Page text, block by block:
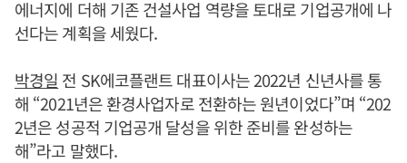
에너지에 더해 기존 건설사업 역량을 토대로 기업공개에 나
선다는 계획을 세웠다.
박경일 전 SK에코플랜트 대표이사는 2022년 신년사를 통
해 “2021년은 환경사업자로 전환하는 원년이었다”며 “202
2년은 성공적 기업공개 달성을 위한 준비를 완성하는
해”라고 말했다.